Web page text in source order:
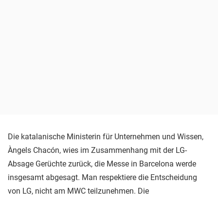
Die katalanische Ministerin für Unternehmen und Wissen,
Àngels Chacón, wies im Zusammenhang mit der LG-
Absage Gerüchte zurück, die Messe in Barcelona werde
insgesamt abgesagt. Man respektiere die Entscheidung
von LG, nicht am MWC teilzunehmen. Die